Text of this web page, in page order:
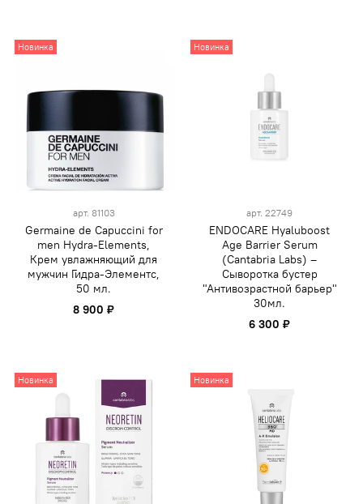
Новинка
арт. 81103
Germaine de Capuccini for
men Hydra-Elements,
Крем увлажняющий для
мужчин Гидра-Элементс,
50 мл.
8 900 ₽
Новинка
арт. 22749
ENDOCARE Hyaluboost
Age Barrier Serum
(Cantabria Labs) –
Сыворотка бустер
"Антивозрастной барьер"
30мл.
6 300 ₽
Новинка Новинка